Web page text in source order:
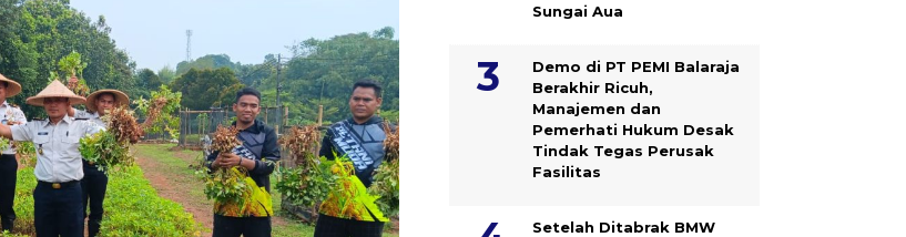
Sungai Aua
Demo di PT PEMI Balaraja
Berakhir Ricuh,
Manajemen dan
Pemerhati Hukum Desak
Tindak Tegas Perusak
Fasilitas
Setelah Ditabrak BMW